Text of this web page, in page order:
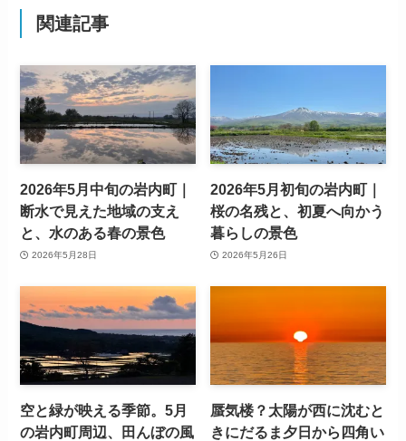
関連記事
2026年5月中旬の岩内町｜
断水で見えた地域の支え
と、水のある春の景色
2026年5月28日
2026年5月初旬の岩内町｜
桜の名残と、初夏へ向かう
暮らしの景色
2026年5月26日
空と緑が映える季節。5月
の岩内町周辺、田んぼの風
蜃気楼？太陽が西に沈むと
きにだるま夕日から四角い